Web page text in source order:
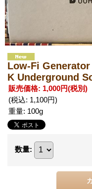
Low-Fi
K Underground
販売価格: 1,000円(税別)
(税込: 1,100円)
重量: 100g
数量: